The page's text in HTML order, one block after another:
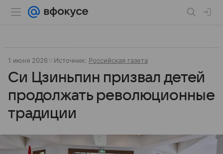
1 июня 2026 Источник: Российская газета
Си Цзиньпин призвал детей
продолжать революционные
традиции